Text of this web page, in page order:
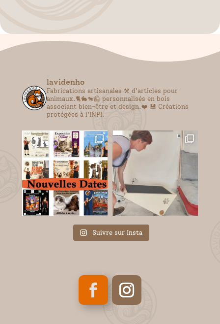
lavidenho
Fabrications artisanales ⚒️ d'articles pour
animaux.🐈🐇🐕‍🦺 personnalisés en bois
associant bien-être et design.❤️ 💾 Créations
protégées à l'INPI.
Suivre sur Insta